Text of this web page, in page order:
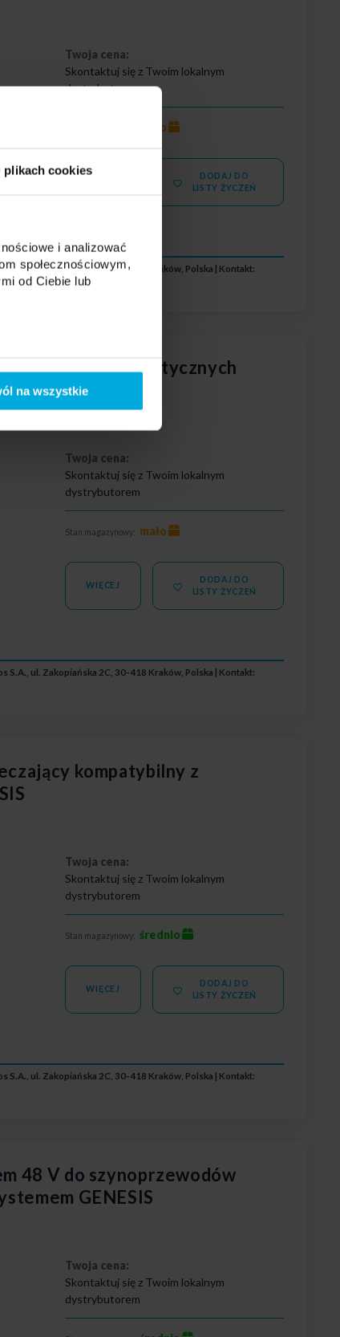
plikach cookies
i analizować
społecznościowym,
od Ciebie lub
na wszystkie
Twoja cena:
Skontaktuj się z Twoim lokalnym
dystrybutorem
mało
DODAJ DO
LISTY ŻYCZEŃ
S.A., ul. Zakopiańska 2C, 30-418 Kraków, Polska | Kontakt:
do opraw hermetycznych
Twoja cena:
Skontaktuj się z Twoim lokalnym
dystrybutorem
Stan magazynowy: mało
WIĘCEJ
DODAJ DO
LISTY ŻYCZEŃ
S.A., ul. Zakopiańska 2C, 30-418 Kraków, Polska | Kontakt:
kompatybilny z
Twoja cena:
Skontaktuj się z Twoim lokalnym
dystrybutorem
Stan magazynowy: średnio
WIĘCEJ
DODAJ DO
LISTY ŻYCZEŃ
S.A., ul. Zakopiańska 2C, 30-418 Kraków, Polska | Kontakt:
48 V do szynoprzewodów
GENESIS
Twoja cena:
Skontaktuj się z Twoim lokalnym
dystrybutorem